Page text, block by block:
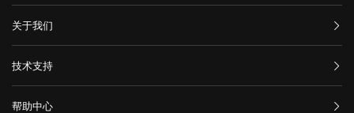
量，机房配备24小时专业运维人员，专业安保人员，将为您提供从机房
设备维护、网络实时监控到网络设备故障排除等全方位的365*7*24小时
的专业技术支持。 欢迎预约现场考察机房，厦门地区企业我们提供专车
完成注册登记，配套的“党政安全云”就将根据各党政机关、企事业单位网
络信息建设的实际情况，定制个性化的解决方案，明确保护对象、保护层
新闻办公室原局长，国务院新闻办公室秘书长兼六局局长冯希望同志等十
几位领导同志分别进行了发言以及美好的祝愿，对中国电信集团，厦门快
务水平，促进IDC的快速健康发展，推进中小企业的数据中心建设与发展
进程；通过开展各项活动，为IDC行业发展服务，专致于资源整合型，智
慧集结型团体的打造，并致力将精英个人价值、团队能量、社会资源的调
+"向各行各业的加速渗透以及VR 、智能终端、可穿戴设备的广泛普及改
汇款信息
购买流程
服务条款
关于我们
公司介绍
举报中心
技术支持
网站备案
帮助中心